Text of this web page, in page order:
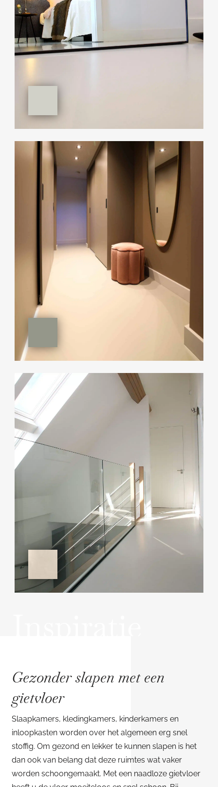
Gezonder slapen met een
gietvloer
Slaapkamers, kledingkamers, kinderkamers en
inloopkasten worden over het algemeen erg snel
stoffig. Om gezond en lekker te kunnen slapen is het
dan ook van belang dat deze ruimtes wat vaker
worden schoongemaakt. Met een naadloze gietvloer